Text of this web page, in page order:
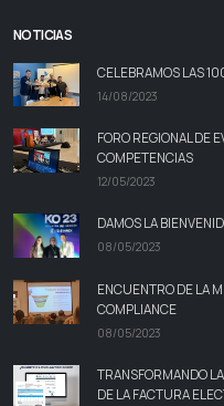
NOTICIAS
CELEBRAMOS LAS
14/08/2023
FORO REGIONAL DE
COMPETENCIAS
12/05/2023
DAMOS LA
08/05/2023
ENCUENTRO DE LA
COMPLIANCE
08/05/2023
TRANSFORMANDO
DE LA FACTURA